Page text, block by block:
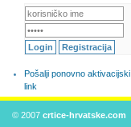
Pošalji ponovno aktivacijski
link
© 2007 crtice-hrvatske.com